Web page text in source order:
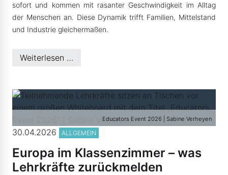
sofort und kommen mit rasanter Geschwindigkeit im Alltag
der Menschen an. Diese Dynamik trifft Familien, Mittelstand
und Industrie gleichermaßen.
Weiterlesen …
Educators Event 2026 | Sabine Verheyen
30.04.2026 ALLGEMEIN
Europa im Klassenzimmer – was
Lehrkräfte zurückmelden